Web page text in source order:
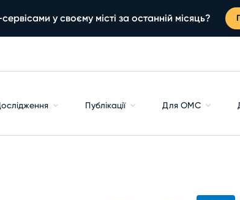
у своєму місті за останній місяць?
Публікації Для ОМС